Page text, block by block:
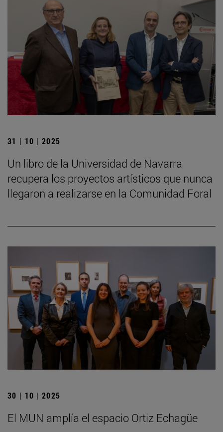
31 | 10 | 2025
Un libro de la Universidad de Navarra
recupera los proyectos artísticos que nunca
llegaron a realizarse en la Comunidad Foral
30 | 10 | 2025
El MUN amplía el espacio Ortiz Echagüe